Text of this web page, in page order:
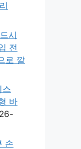
시
전
로 깔
스
바
손